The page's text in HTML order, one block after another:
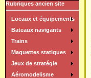
Rubriques ancien site
Locaux et équipements
Bateaux navigants
Trains
Maquettes statiques
Jeux de stratégie
Aéromodelisme